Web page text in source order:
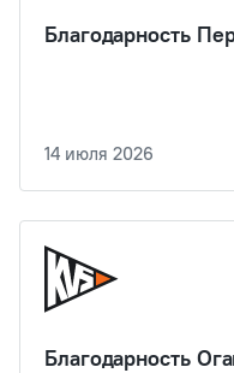
Благодарность
14 июля 2026
Благодарность